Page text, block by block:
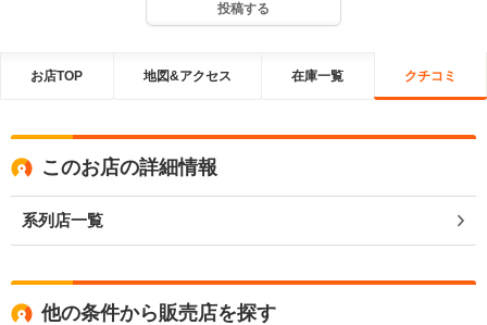
投稿する
お店TOP 地図&アクセス 在庫一覧 クチコミ
このお店の詳細情報
系列店一覧
他の条件から販売店を探す